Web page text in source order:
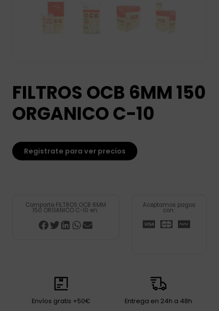
FILTROS OCB 6MM 150
ORGANICO C-10
Registrate para ver precios
Comparte FILTROS OCB 6MM
150 ORGANICO C-10 en:
Aceptamos pagos
con:
Envíos gratis +50€ Entrega en 24h a 48h